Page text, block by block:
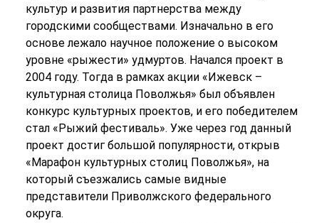
культур и развития партнерства между
городскими сообществами. Изначально в его
основе лежало научное положение о высоком
уровне «рыжести» удмуртов. Начался проект в
2004 году. Тогда в рамках акции «Ижевск –
культурная столица Поволжья» был объявлен
конкурс культурных проектов, и его победителем
стал «Рыжий фестиваль». Уже через год данный
проект достиг большой популярности, открыв
«Марафон культурных столиц Поволжья», на
который съезжались самые видные
представители Приволжского федерального
округа.